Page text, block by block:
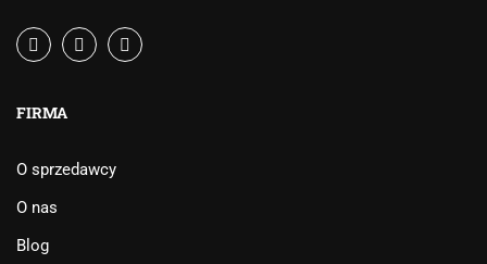
FIRMA
O sprzedawcy
O nas
Blog